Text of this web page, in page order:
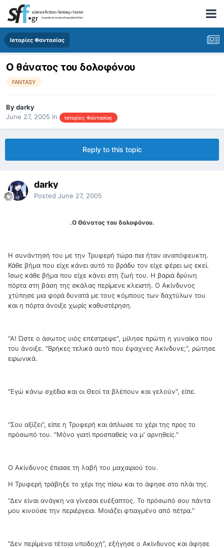
Ιστορίες Φαντασίας
O θάνατος του δολοφόνου
FANTASY
Bydarky
June 27, 2005 in Ιστορίες Φαντασίας
Reply to this topic
darky
Posted June 27, 2005
.Ο Θάνατος του δολοφόνου.
Η συνάντησή του με την Τρυφερή τώρα πια ήταν αναπόφευκτη.
Κάθε βήμα που είχε κάνει αυτό το βράδυ τον είχε φέρει ως εκεί.
Ίσως κάθε βήμα που είχε κάνει στη ζωή του. Η βαριά δρύινη
πόρτα στη βάση της σκάλας περίμενε κλειστή. Ο Ακίνδυνος
χτύπησε μια φορά δυνατά με τους κόμπους των δαχτύλων του
και η πόρτα άνοιξε χωρίς καθυστέρηση.
"Α! Ώστε ο άσωτος υιός επέστρεψε", μίλησε πρώτη η γυναίκα που
του άνοιξε. "Βρήκες τελικά αυτό που έψαχνες Ακίνδυνε;", ρώτησε
ειρωνικά.
"Εγώ κάνω σχέδια και οι Θεοί τα βλέπουν και γελούν", είπε.
"Σου αξίζει", είπε η Τρυφερή και άπλωσε το χέρι της προς το
πρόσωπό του. "Μόνο γιατί προσπαθείς να μ' αρνηθείς."
Ο Ακίνδυνος έπιασε τη λαβή του μαχαιριού του.
Η Τρυφερή τράβηξε το χέρι της πίσω και το άφησε στο πλάι της.
"Δεν είναι ανάγκη να γίνεσαι ευέξαπτος. Το πρόσωπό σου πάντα
μου κινούσε την περιέργεια. Μοιάζει φτιαγμένο από πέτρα."
"Δεν περίμενα τέτοια υποδοχή", εξήγησε ο Ακίνδυνος και άφησε